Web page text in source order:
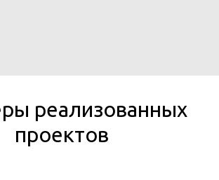
реализованных
проектов